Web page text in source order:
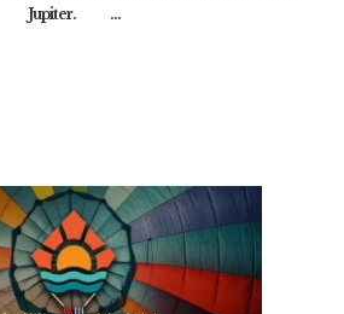
Jupiter. ...